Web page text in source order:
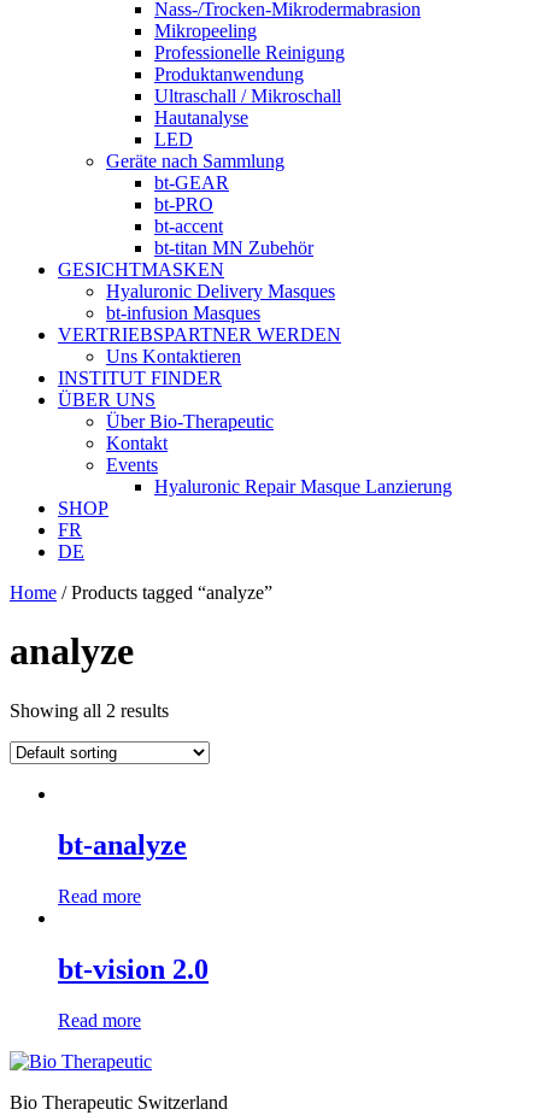
Nass-/Trocken-Mikrodermabrasion
Mikropeeling
Professionelle Reinigung
Produktanwendung
Ultraschall / Mikroschall
Hautanalyse
LED
Geräte nach Sammlung
bt-GEAR
bt-PRO
bt-accent
bt-titan MN Zubehör
GESICHTMASKEN
Hyaluronic Delivery Masques
bt-infusion Masques
VERTRIEBSPARTNER WERDEN
Uns Kontaktieren
INSTITUT FINDER
ÜBER UNS
Über Bio-Therapeutic
Kontakt
Events
Hyaluronic Repair Masque Lanzierung
SHOP
FR
DE
Home / Products tagged “analyze”
analyze
Showing all 2 results
bt-analyze
Read more
bt-vision 2.0
Read more
Bio Therapeutic Switzerland